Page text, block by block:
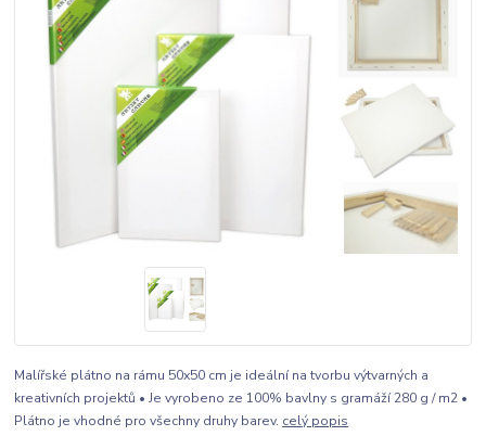
Malířské plátno na rámu 50x50 cm je ideální na tvorbu výtvarných a
kreativních projektů • Je vyrobeno ze 100% bavlny s gramáží 280 g / m2 •
Plátno je vhodné pro všechny druhy barev. celý popis